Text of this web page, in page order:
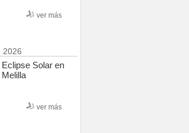
ver más
2026
Eclipse Solar en
Melilla
ver más